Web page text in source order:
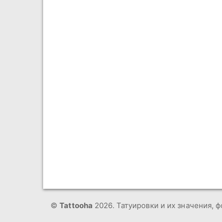
©Tattooha 2026. Татуировки и их значения,